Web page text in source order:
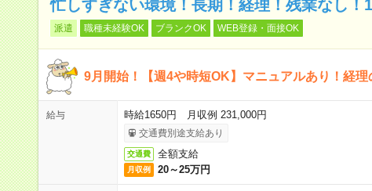
忙しすぎない環境！長期！経理！残業なし！
派遣 職種未経験OK ブランクOK WEB登録・面接OK
9月開始！【週4や時短OK】マニュアルあり！経理
給与 時給1650円 月収例 231,000円
交通費別途支給あり
交通費 全額支給
月収例 20～25万円